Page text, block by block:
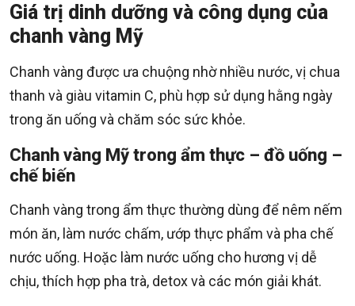
Giá trị dinh dưỡng và công dụng của
chanh vàng Mỹ
Chanh vàng được ưa chuộng nhờ nhiều nước, vị chua
thanh và giàu vitamin C, phù hợp sử dụng hằng ngày
trong ăn uống và chăm sóc sức khỏe.
Chanh vàng Mỹ trong ẩm thực – đồ uống –
chế biến
Chanh vàng trong ẩm thực thường dùng để nêm nếm
món ăn, làm nước chấm, ướp thực phẩm và pha chế
nước uống. Hoặc làm nước uống cho hương vị dễ
chịu, thích hợp pha trà, detox và các món giải khát.